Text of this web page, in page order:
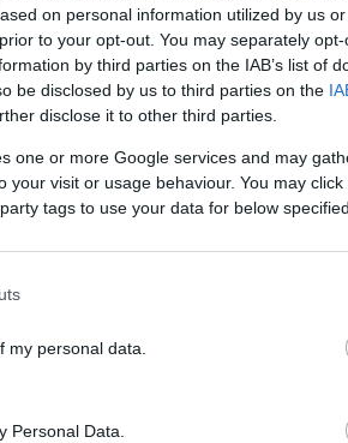
on personal information utilized by us
to your opt-out. You may separately
by third parties on the IAB’s list of
be disclosed by us to third parties on the
disclose it to other third parties.
one or more Google services and may
your visit or usage behaviour. You may
tags to use your data for below
my personal data.
Personal Data.
ultrahang,
segíthet.
műtéti megoldások is
– például a
szerepet játszanak az
későn
szindróma),
A betegség
bőrzsírosodással,
is